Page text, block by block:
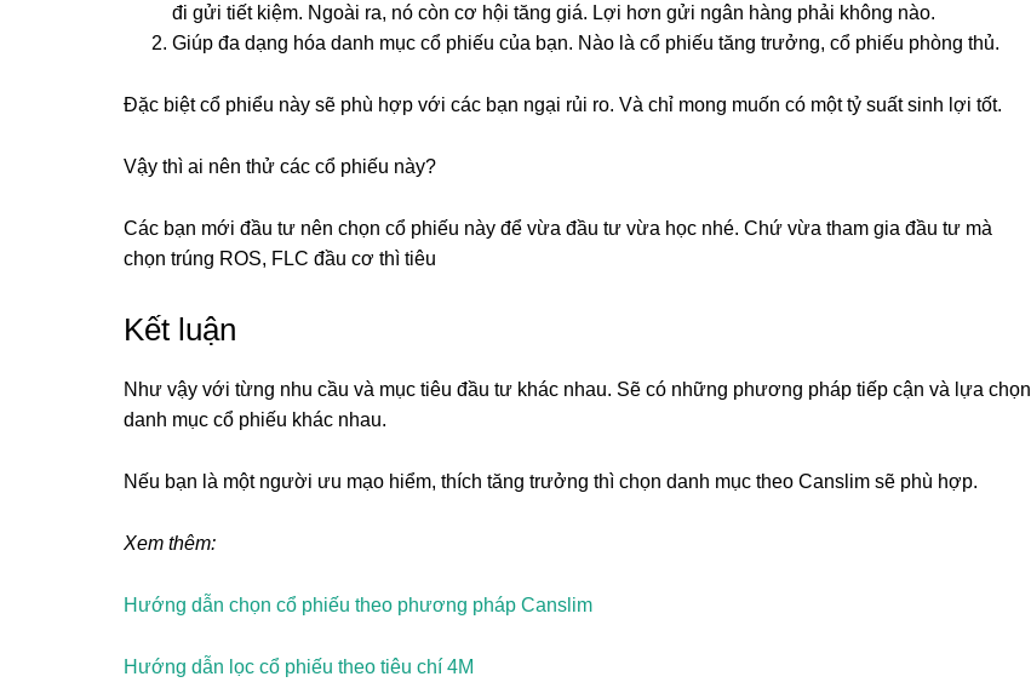
đi gửi tiết kiệm. Ngoài ra, nó còn cơ hội tăng giá. Lợi hơn gửi ngân hàng phải không nào.
Giúp đa dạng hóa danh mục cổ phiếu của bạn. Nào là cổ phiếu tăng trưởng, cổ phiếu phòng thủ.
Đặc biệt cổ phiểu này sẽ phù hợp với các bạn ngại rủi ro. Và chỉ mong muốn có một tỷ suất sinh lợi tốt.
Vậy thì ai nên thử các cổ phiếu này?
Các bạn mới đầu tư nên chọn cổ phiếu này để vừa đầu tư vừa học nhé. Chứ vừa tham gia đầu tư mà
chọn trúng ROS, FLC đầu cơ thì tiêu
Kết luận
Như vậy với từng nhu cầu và mục tiêu đầu tư khác nhau. Sẽ có những phương pháp tiếp cận và lựa chọn
danh mục cổ phiếu khác nhau.
Nếu bạn là một người ưu mạo hiểm, thích tăng trưởng thì chọn danh mục theo Canslim sẽ phù hợp.
Xem thêm:
Hướng dẫn chọn cổ phiếu theo phương pháp Canslim
Hướng dẫn lọc cổ phiếu theo tiêu chí 4M